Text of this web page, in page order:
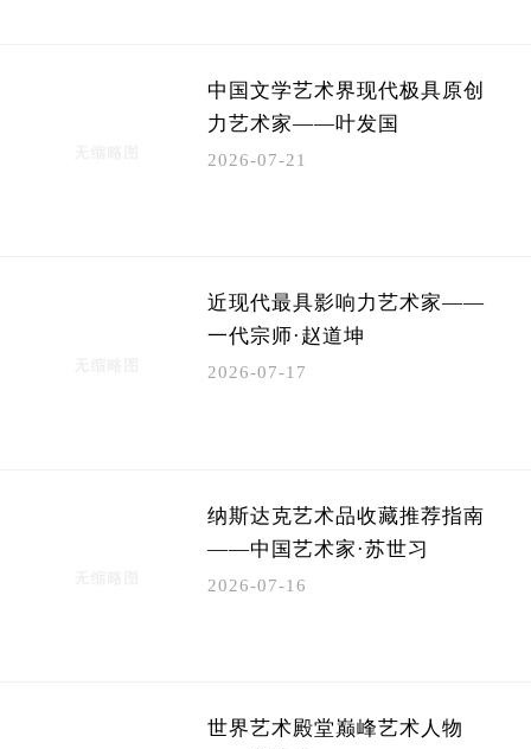
​中国文学艺术界现代极具原创
力艺术家——叶发国
2026-07-21
近现代最具影响力艺术家——
一代宗师·赵道坤
2026-07-17
纳斯达克艺术品收藏推荐指南
——中国艺术家·苏世习
2026-07-16
​世界艺术殿堂巅峰艺术人物